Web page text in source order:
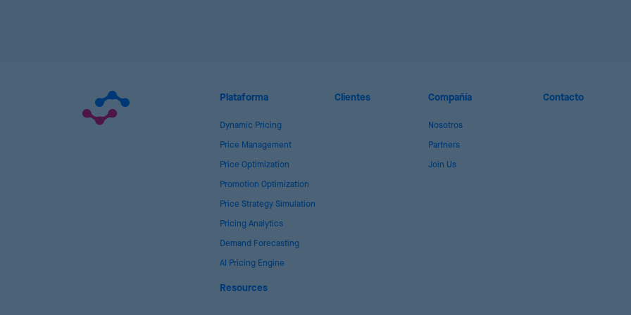
Plataforma
Dynamic Pricing
Price Management
Price Optimization
Promotion Optimization
Price Strategy Simulation
Pricing Analytics
Demand Forecasting
AI Pricing Engine
Clientes Compañía
Nosotros
Partners
Join Us
Contacto
Resources